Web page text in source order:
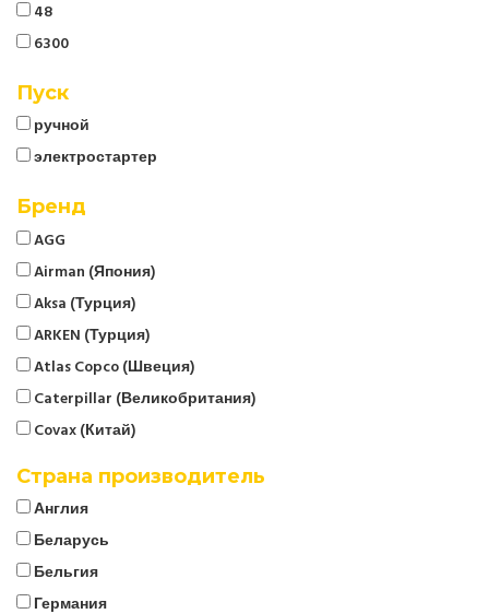
48
6300
Пуск
ручной
электростартер
Бренд
AGG
Airman (Япония)
Aksa (Турция)
ARKEN (Турция)
Atlas Copco (Швеция)
Caterpillar (Великобритания)
Covax (Китай)
Cummins (Великобритания)
Страна производитель
Англия
Беларусь
Бельгия
Германия